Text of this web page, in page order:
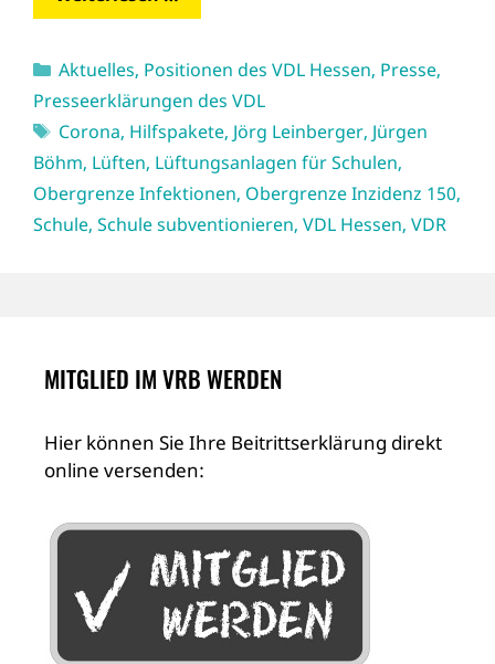
Kategorien
Aktuelles, Positionen des VDL Hessen, Presse,
Presseerklärungen des VDL
Schlagwörter
Corona, Hilfspakete, Jörg Leinberger, Jürgen
Böhm, Lüften, Lüftungsanlagen für Schulen,
Obergrenze Infektionen, Obergrenze Inzidenz 150,
Schule, Schule subventionieren, VDL Hessen, VDR
MITGLIED IM VRB WERDEN
Hier können Sie Ihre Beitrittserklärung direkt
online versenden: